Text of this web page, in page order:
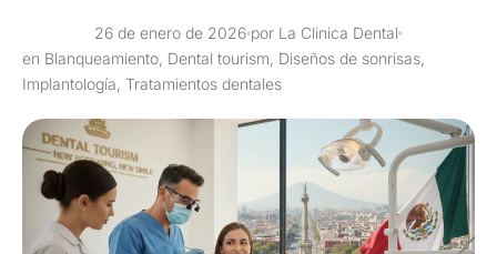
26 de enero de 2026 por La Clinica Dental
en Blanqueamiento, Dental tourism, Diseños de sonrisas,
Implantología, Tratamientos dentales